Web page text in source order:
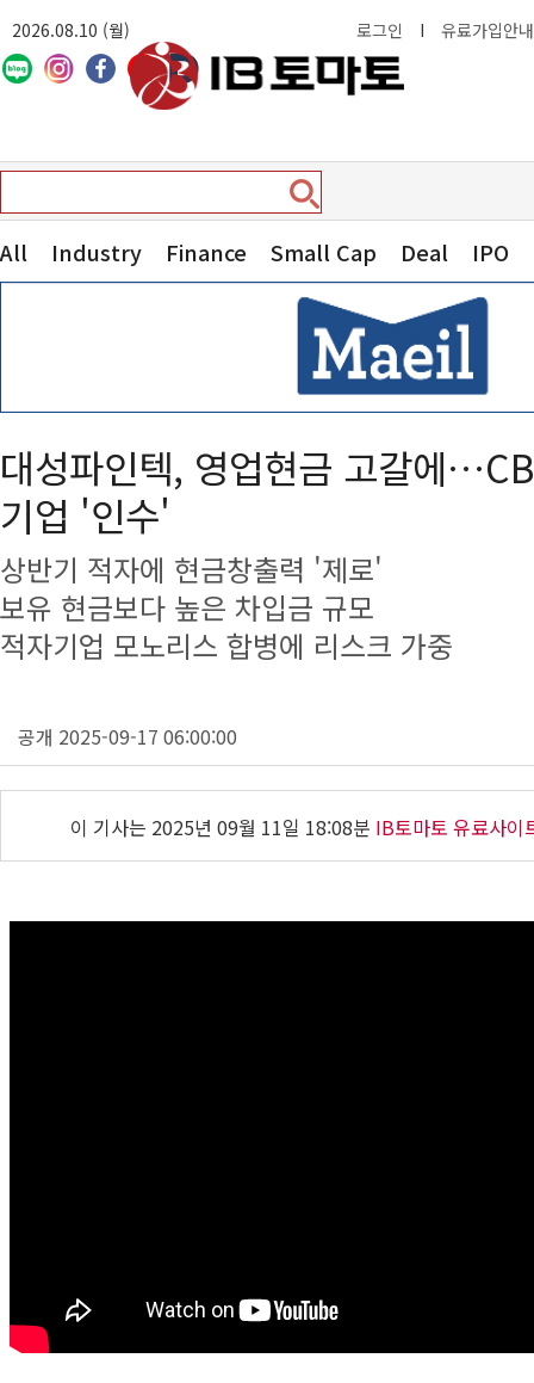
2026.08.10 (월) 로그인 I 유료가입안내
All Industry Finance Small Cap Deal IPO
대성파인텍, 영업현금 고갈에
기업 '인수'
상반기 적자에 현금창출력 '제로'
보유 현금보다 높은 차입금 규모
적자기업 모노리스 합병에 리스크 가중
공개 2025-09-17 06:00:00
이 기사는 2025년 09월 11일 18:08분 IB토마토 유료사이